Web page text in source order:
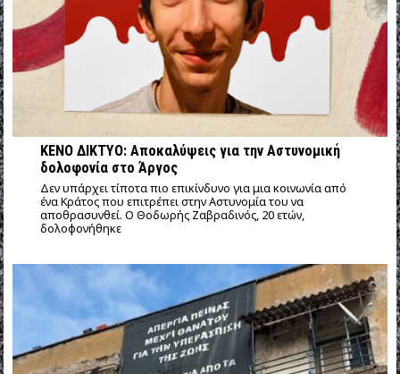
ΚΕΝΟ ΔΙΚΤΥΟ: Αποκαλύψεις για την Αστυνομική
δολοφονία στο Άργος
Δεν υπάρχει τίποτα πιο επικίνδυνο για μια κοινωνία από
ένα Κράτος που επιτρέπει στην Αστυνομία του να
αποθρασυνθεί. Ο Θοδωρής Ζαβραδινός, 20 ετών,
δολοφονήθηκε